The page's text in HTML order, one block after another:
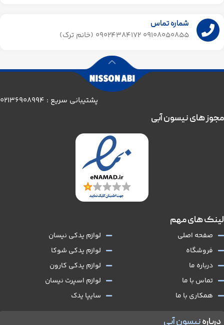
شماره تماس
09108050855 09024384172 (خانم ترک)
پشتیبانی سریع : 02136908994
دربارهنیسون آبی
لینک های مهم
صفحه اصلی
فروشگاه
درباره ما
تماس با ما
همکاری با ما
لوازم یدکی نیسان
لوازم یدکی شوکا
لوازم یدکی کارون
لوازم اسپرت نیسان
سایپا یدک
مجوز های نیسون آبی